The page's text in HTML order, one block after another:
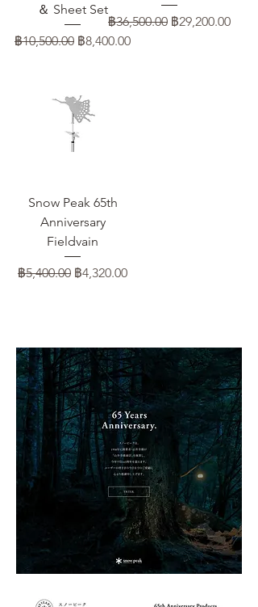
＆ Sheet Set
ราคาปกติ
฿10,500.00 ราคาขายลด
฿8,400.00
ราคาปกติ
฿36,500.00 ราคาขายลด
฿29,200.00
Snow Peak 65th
Anniversary
Fieldvain
ราคาปกติ
฿5,400.00 ราคาขายลด
฿4,320.00